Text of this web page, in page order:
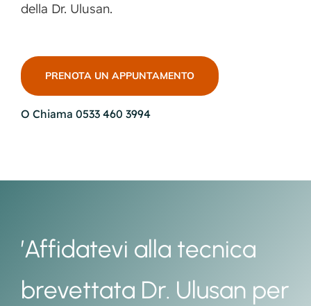
della Dr. Ulusan.
PRENOTA UN APPUNTAMENTO
O Chiama 0533 460 3994
’Affidatevi alla tecnica
brevettata Dr. Ulusan per